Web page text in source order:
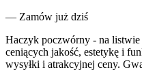
— Zamów już dziś
Haczyk poczwórny - na
ceniących jakość, estetykę i
wysyłki i atrakcyjnej ceny.